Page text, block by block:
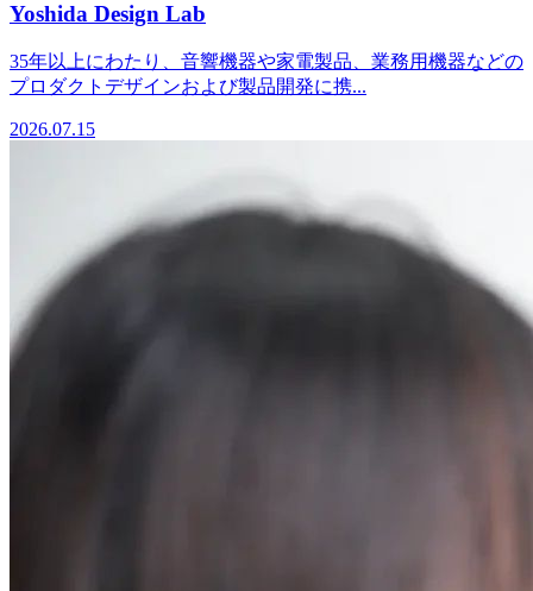
Yoshida Design Lab
35年以上にわたり、音響機器や家電製品、業務用機器などの
プロダクトデザインおよび製品開発に携...
2026.07.15